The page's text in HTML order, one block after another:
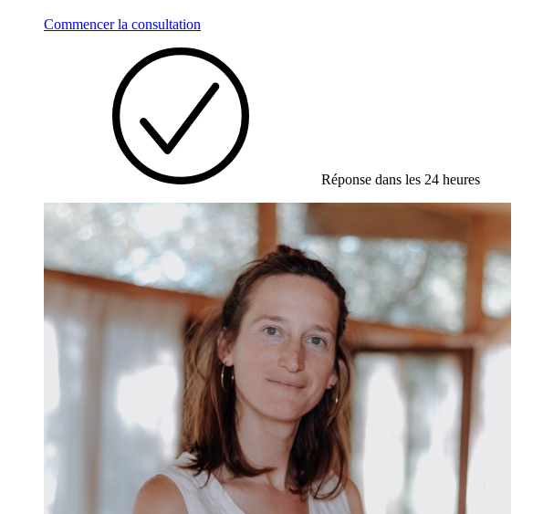
Commencer la consultation
Réponse dans les 24 heures